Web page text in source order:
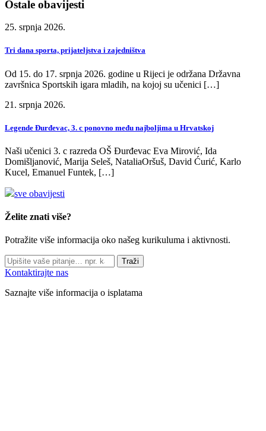
Ostale obavijesti
25. srpnja 2026.
Tri dana sporta, prijateljstva i zajedništva
Od 15. do 17. srpnja 2026. godine u Rijeci je održana Državna
završnica Sportskih igara mladih, na kojoj su učenici […]
21. srpnja 2026.
Legende Đurđevac, 3. c ponovno među najboljima u Hrvatskoj
Naši učenici 3. c razreda OŠ Đurđevac Eva Mirović, Ida
Domišljanović, Marija Seleš, NataliaOršuš, David Ćurić, Karlo
Kucel, Emanuel Funtek, […]
sve obavijesti
Želite znati više?
Potražite više informacija oko našeg kurikuluma i aktivnosti.
Traži
Kontaktirajte nas
Saznajte više informacija o isplatama